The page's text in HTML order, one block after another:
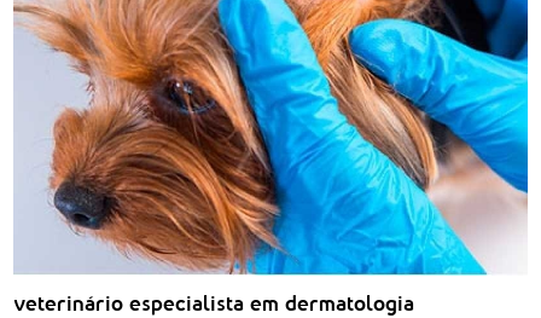
veterinário especialista em dermatologia